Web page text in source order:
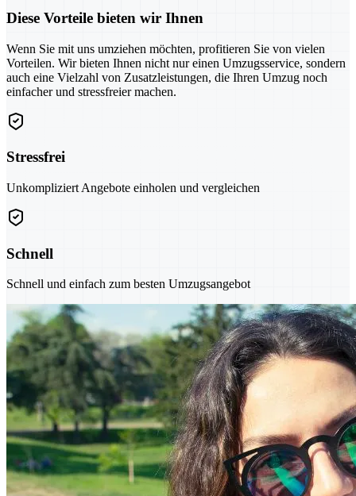
Diese Vorteile bieten wir Ihnen
Wenn Sie mit uns umziehen möchten, profitieren Sie von vielen
Vorteilen. Wir bieten Ihnen nicht nur einen Umzugsservice, sondern
auch eine Vielzahl von Zusatzleistungen, die Ihren Umzug noch
einfacher und stressfreier machen.
Stressfrei
Unkompliziert Angebote einholen und vergleichen
Schnell
Schnell und einfach zum besten Umzugsangebot